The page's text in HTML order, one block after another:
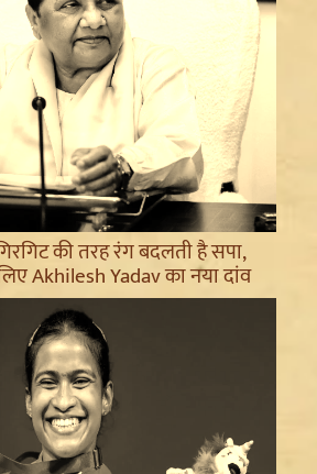
की तरह रंग बदलती है सपा,
Akhilesh Yadav का नया दांव